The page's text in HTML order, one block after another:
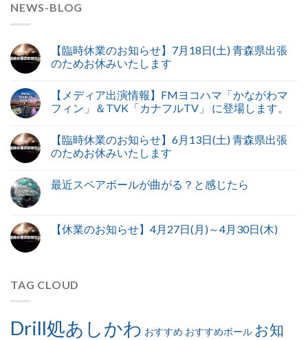
NEWS-BLOG
【臨時休業のお知らせ】7月18日(土) 青森県出張
のためお休みいたします
【メディア出演情報】FMヨコハマ「かながわマ
フィン」＆TVK「カナフルTV」 に登場します。
【臨時休業のお知らせ】6月13日(土) 青森県出張
のためお休みいたします
最近スペアボールが曲がる？と感じたら
【休業のお知らせ】4月27日(月)～4月30日(木)
TAG CLOUD
Drill処あしかわ おすすめ おすすめボール お知